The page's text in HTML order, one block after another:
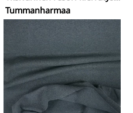
Tummanharmaa